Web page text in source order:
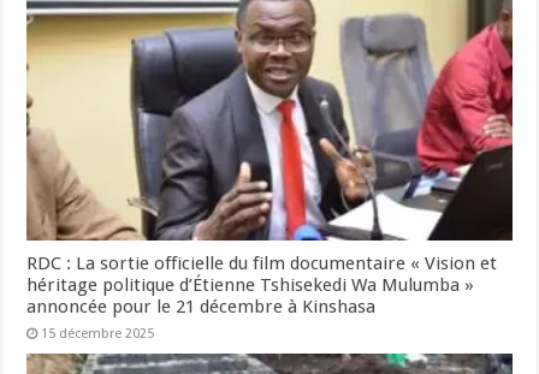
RDC : La sortie officielle du film documentaire « Vision et
héritage politique d’Étienne Tshisekedi Wa Mulumba »
annoncée pour le 21 décembre à Kinshasa
15 décembre 2025